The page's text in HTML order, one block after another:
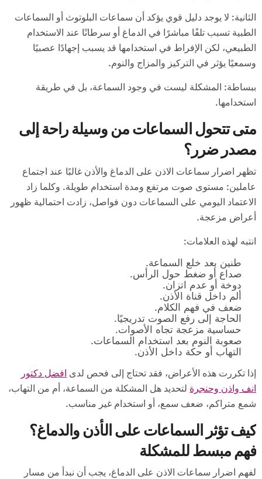
الثانية: لا يوجد دليل قوي يؤكد أن سماعات البلوتوث أو السماعات
الطبية تسبب تلفًا مباشرًا في الدماغ أو سرطانًا عند الاستخدام
الطبيعي، لكن الإفراط في استخدامها قد يسبب إجهادًا عصبيًا
وسمعيًا يؤثر في التركيز والمزاج والنوم.
ببساطة: المشكلة ليست في وجود السماعة، بل في طريقة
استخدامها.
متى تتحول السماعات من وسيلة راحة إلى
مصدر ضرر؟
تظهر اضرار سماعات الاذن على الدماغ والأذن غالبًا عند اجتماع
عاملين: مستوى صوت مرتفع ومدة استخدام طويلة. وكلما زاد
الاعتماد اليومي على السماعات دون فواصل، زادت احتمالية ظهور
أعراض مزعجة.
انتبه لهذه العلامات:
طنين بعد خلع السماعة.
صداع أو ضغط حول الرأس.
دوخة أو عدم اتزان.
ألم داخل قناة الأذن.
ضعف في فهم الكلام.
الحاجة إلى رفع الصوت تدريجيًا.
حساسية مزعجة تجاه الأصوات.
صعوبة النوم بعد استخدام السماعات.
التهاب أو حكة داخل الأذن.
إذا تكررت هذه الأعراض، فقد تحتاج إلى فحص لدى افضل دكتور
انف واذن وحنجرة لتحديد هل المشكلة من السماعة، أم من التهاب،
شمع متراكم، ضعف سمع، أو استخدام غير مناسب.
كيف تؤثر السماعات على الأذن والدماغ؟
فهم مبسط للمشكلة
لفهم اضرار سماعات الاذن على الدماغ، يجب أن نبدأ من مسار